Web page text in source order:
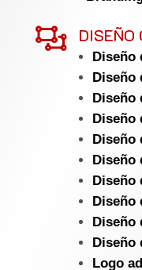
 DISEÑO
Diseño
Diseño
Diseño
Diseño
Diseño
Diseño
Diseño
Diseño
Diseño
Diseño
Logo